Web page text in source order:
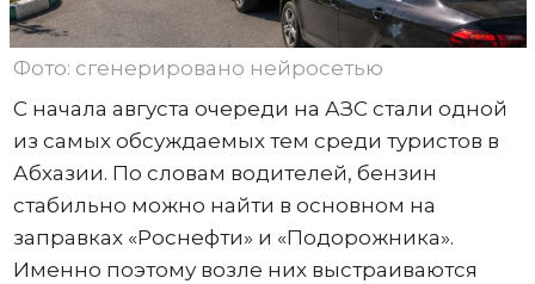
Фото: сгенерировано нейросетью
С начала августа очереди на АЗС стали одной
из самых обсуждаемых тем среди туристов в
Абхазии. По словам водителей, бензин
стабильно можно найти в основном на
заправках «Роснефти» и «Подорожника».
Именно поэтому возле них выстраиваются